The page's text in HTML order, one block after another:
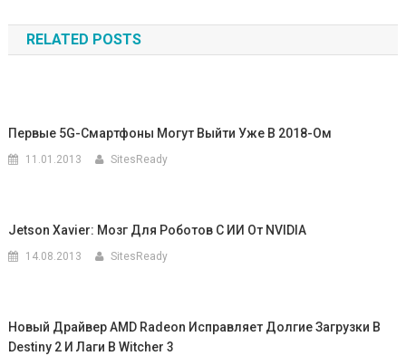
по
записям
RELATED POSTS
Первые 5G-Смартфоны Могут Выйти Уже В 2018-Ом
11.01.2013 SitesReady
Jetson Xavier: Мозг Для Роботов С ИИ От NVIDIA
14.08.2013 SitesReady
Новый Драйвер AMD Radeon Исправляет Долгие Загрузки В
Destiny 2 И Лаги В Witcher 3